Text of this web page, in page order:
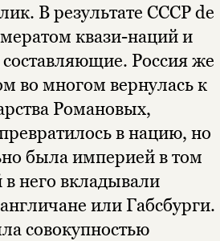
В результате СССР de
квази-наций и
составляющие. Россия же
во многом вернулась к
Романовых,
в нацию, но
была империей в том
него вкладывали
или Габсбурги.
совокупностью
на рассылку
временно